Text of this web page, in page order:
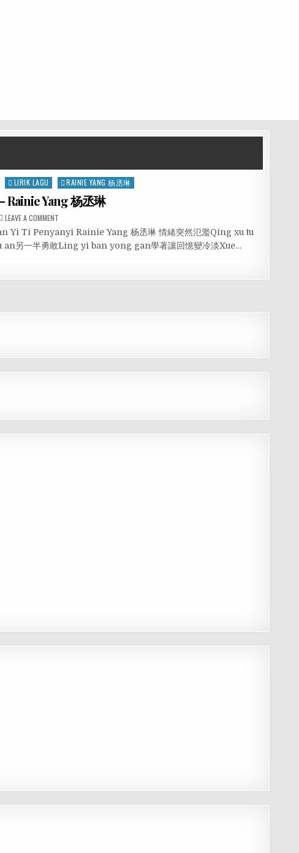
LIRIK LAGU RAINIE YANG 杨丞琳
Rainie Yang 杨丞琳
LEAVE A COMMENT
Yi Ti Penyanyi Rainie Yang 杨丞琳 情緒突然氾濫Qing xu tu
另一半勇敢Ling yi ban yong gan學著讓回憶變冷淡Xue…